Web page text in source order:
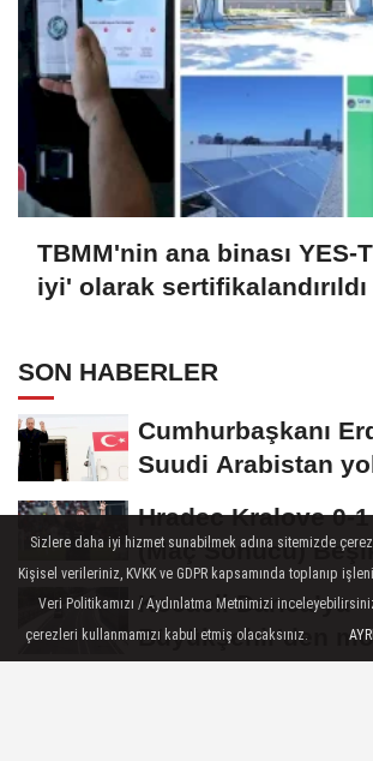
TBMM'nin ana binası YES-
iyi' olarak sertifikalandırıldı
SON HABERLER
Cumhurbaşkanı
Suudi Arabistan
Hradec Kralove 0-
(Maç Sonucu)
golle avantajı...
Kocaeli Darıca’ya
Büyükşehir'den
yatırımı
Sizlere daha iyi hizmet sunabilmek adına sitemizde çerez
Kişisel verileriniz, KVKK ve GDPR kapsamında toplanıp
Veri Politikamızı / Aydınlatma Metnimizi
çerezleri kullanmamızı kabul etmiş olacaksınız.